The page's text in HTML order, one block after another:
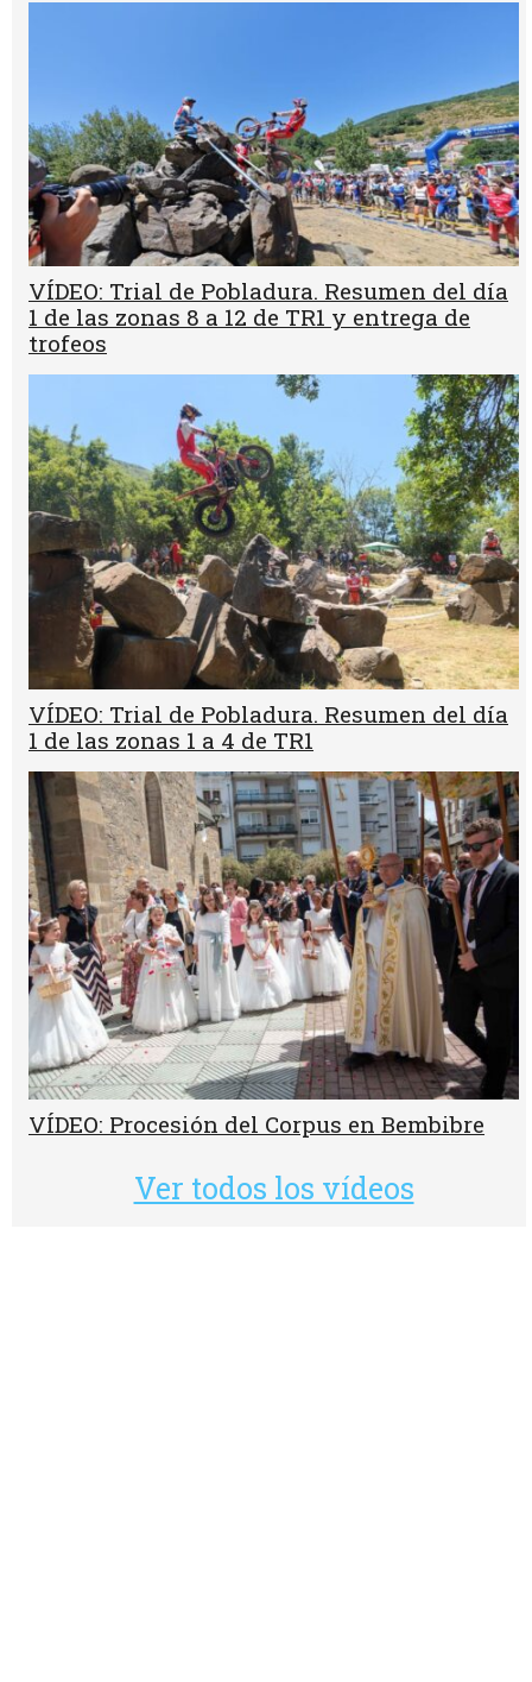
VÍDEO: Trial de Pobladura. Resumen del día
1 de las zonas 8 a 12 de TR1 y entrega de
trofeos
VÍDEO: Trial de Pobladura. Resumen del día
1 de las zonas 1 a 4 de TR1
VÍDEO: Procesión del Corpus en Bembibre
Ver todos los vídeos